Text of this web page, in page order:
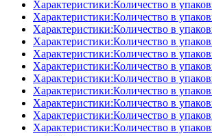
Характеристики:Количество в
Характеристики:Количество в
Характеристики:Количество в
Характеристики:Количество в
Характеристики:Количество в
Характеристики:Количество в
Характеристики:Количество в
Характеристики:Количество в
Характеристики:Количество в
Характеристики:Количество в
Характеристики:Количество в